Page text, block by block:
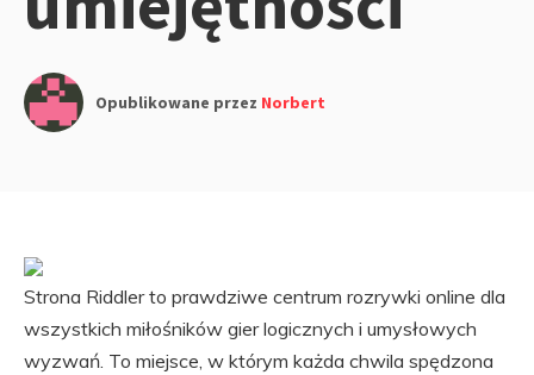
Opublikowane przez Norbert
Strona Riddler to prawdziwe centrum rozrywki online dla
wszystkich miłośników gier logicznych i umysłowych
wyzwań. To miejsce, w którym każda chwila spędzona